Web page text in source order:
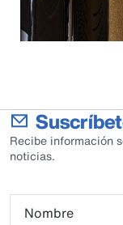
Recibe información
noticias.
Nombre